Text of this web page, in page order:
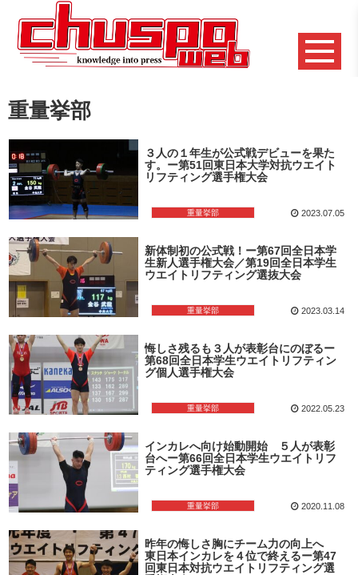
重量挙部
重量挙部
３人の１年生が公式戦デビューを果た
す。ー第51回東日本大学対抗ウエイト
リフティング選手権大会
2023.07.05
重量挙部
新体制初の公式戦！ー第67回全日本学
生新人選手権大会／第19回全日本学生
ウエイトリフティング選抜大会
2023.03.14
重量挙部
悔しさ残るも３人が表彰台にのぼるー
第68回全日本学生ウエイトリフティン
グ個人選手権大会
2022.05.23
重量挙部
インカレへ向け始動開始 ５人が表彰
台へー第66回全日本学生ウエイトリフ
ティング選手権大会
2020.11.08
昨年の悔しさ胸にチーム力の向上へ
東日本インカレを４位で終えるー第47
回東日本対抗ウエイトリフティング選